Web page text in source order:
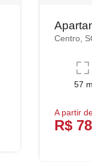
Centro,
57
A partir
R$